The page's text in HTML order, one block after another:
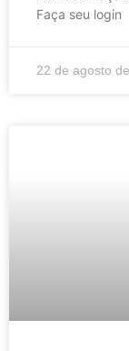
Faça seu login
22 de agosto